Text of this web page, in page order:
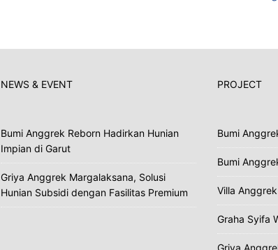
NEWS & EVENT
Bumi Anggrek Reborn Hadirkan Hunian
Impian di Garut
Griya Anggrek Margalaksana, Solusi
Hunian Subsidi dengan Fasilitas Premium
PROJECT
Bumi
Bumi
Villa Anggrek
Graha Syifa
Griya